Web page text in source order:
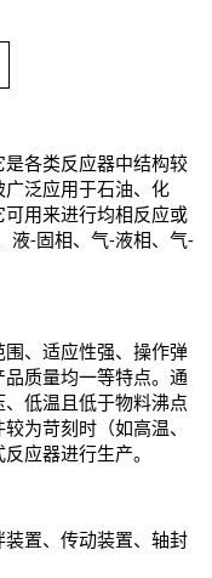
各类反应器中结构较
泛应用于石油、化
用来进行均相反应或
液-固相、气-液相、气-
、适应性强、操作弹
质量均一等特点。通
低温且低于物料沸点
为苛刻时（如高温、
应器进行生产。
置、传动装置、轴封